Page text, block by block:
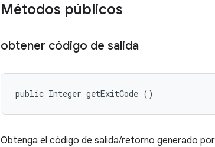
Métodos públicos
obtener código de salida
public Integer getExitCode ()
Obtenga el código de salida/retorno generado